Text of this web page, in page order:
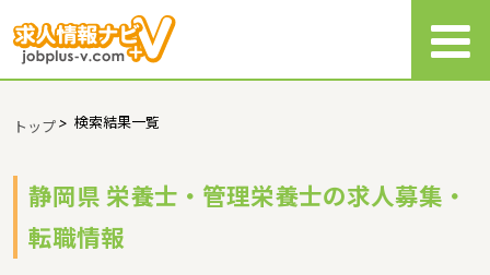
トップ> 検索結果一覧
静岡県 栄養士・管理栄養士の求人募集・
転職情報